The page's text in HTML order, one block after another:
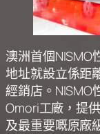
澳洲首個NISMO
地址就設立係距
經銷店。NISMO
Omori工廠，提
及最重要嘅原廠